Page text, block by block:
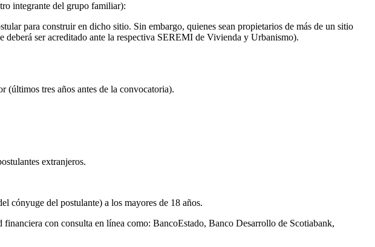
integrante del grupo familiar):
para construir en dicho sitio. Sin embargo, quienes sean propietarios de más de un sitio
deberá ser acreditado ante la respectiva SEREMI de Vivienda y Urbanismo).
(últimos tres años antes de la convocatoria).
extranjeros.
cónyuge del postulante) a los mayores de 18 años.
con consulta en línea como: BancoEstado, Banco Desarrollo de Scotiabank,